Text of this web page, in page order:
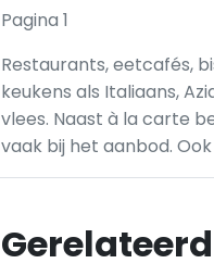
Pagina 1
Restaurants, eetcafés,
keukens als Italiaans,
vlees. Naast à la carte
vaak bij het aanbod.
Gerelateerd